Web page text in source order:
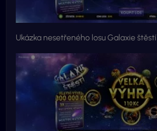
Ukázka nesetřeného losu Galaxie štěstí